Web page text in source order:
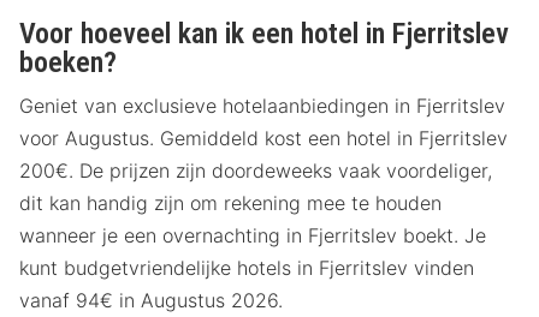
Voor hoeveel kan ik een hotel in Fjerritslev
boeken?
Geniet van exclusieve hotelaanbiedingen in Fjerritslev
voor Augustus. Gemiddeld kost een hotel in Fjerritslev
200€. De prijzen zijn doordeweeks vaak voordeliger,
dit kan handig zijn om rekening mee te houden
wanneer je een overnachting in Fjerritslev boekt. Je
kunt budgetvriendelijke hotels in Fjerritslev vinden
vanaf 94€ in Augustus 2026.